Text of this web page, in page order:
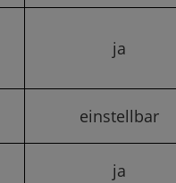
ja
einstellbar
ja